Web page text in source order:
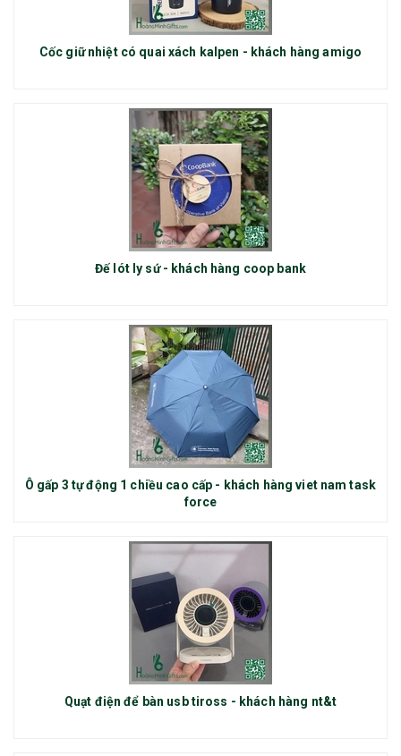
Cốc giữ nhiệt có quai xách kalpen - khách hàng amigo
Đế lót ly sứ - khách hàng coop bank
Ô gấp 3 tự động 1 chiều cao cấp - khách hàng viet nam task
force
Quạt điện để bàn usb tiross - khách hàng nt&t